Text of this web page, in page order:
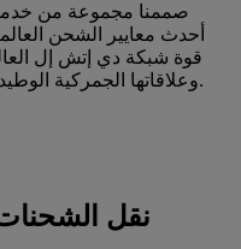
صممنا مجموعة من
أحدث معايير الشحن
قوة شبكة دي إتش إل
وعلاقاتها الجمركية الوطيدة - مع مراعاة توفير الوقت والتكاليف.
نقل